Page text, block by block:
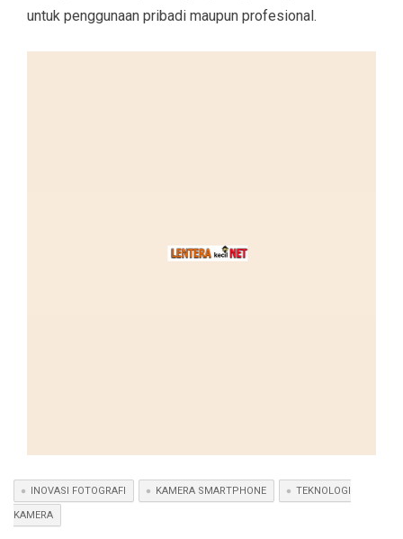
untuk penggunaan pribadi maupun profesional.
INOVASI FOTOGRAFI KAMERA SMARTPHONE TEKNOLOGI
KAMERA